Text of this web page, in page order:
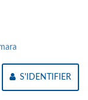
S'IDENTIFIER